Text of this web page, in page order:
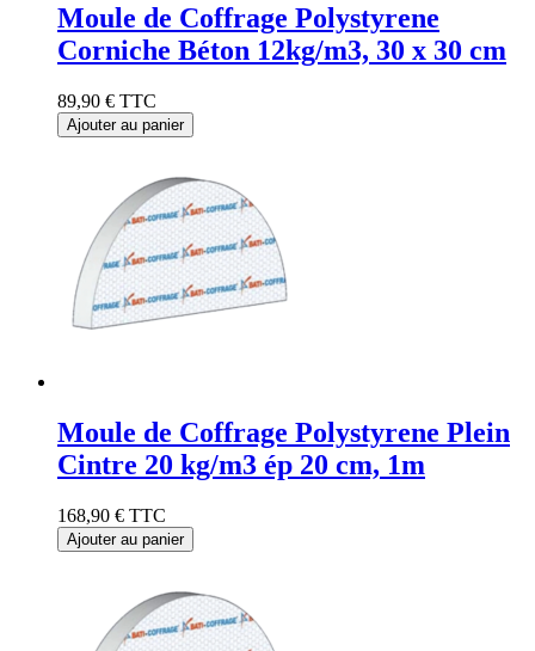
Moule de Coffrage Polystyrene
Corniche Béton 12kg/m3, 30 x 30 cm
89,90 € TTC
Ajouter au panier
Moule de Coffrage Polystyrene Plein
Cintre 20 kg/m3 ép 20 cm, 1m
168,90 € TTC
Ajouter au panier